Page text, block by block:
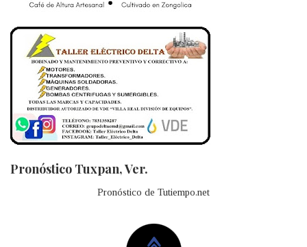
Pronóstico Tuxpan, Ver.
Pronóstico de Tutiempo.net